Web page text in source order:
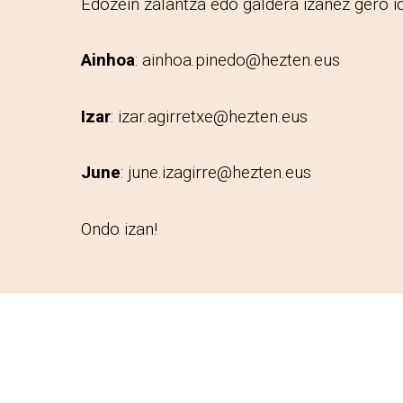
Ainhoa: ainhoa.pinedo@hezten.eus
Izar: izar.agirretxe@hezten.eus
June: june.izagirre@hezten.eus
Ondo izan!